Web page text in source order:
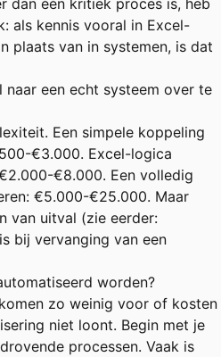
als kennis vooral in Excel-
plaats van in systemen, is dat
een echt systeem over te
Een simpele koppeling
€3.000. Excel-logica
€8.000. Een volledig
€5.000-€25.000. Maar
van uitval (zie eerder:
bij vervanging van een
worden?
zo weinig voor of kosten
niet loont. Begin met je
processen. Vaak is